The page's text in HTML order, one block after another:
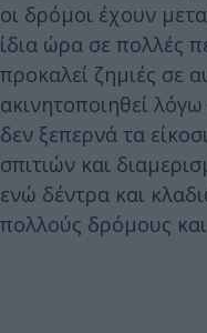
οι δρόμοι έχουν
ίδια ώρα σε πολλές
προκαλεί ζημιές σε
ακινητοποιηθεί
δεν ξεπερνά τα
σπιτιών και
ενώ δέντρα και
πολλούς δρόμους